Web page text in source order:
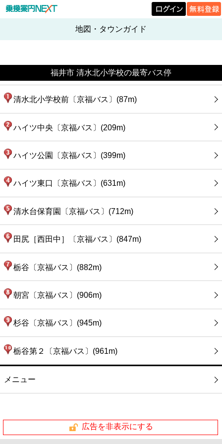
地図・タウンガイド
福井市 清水北小学校の最寄バス停
清水北小学校前〔京福バス〕(87m)
ハイツ中央〔京福バス〕(209m)
ハイツ公園〔京福バス〕(399m)
ハイツ東口〔京福バス〕(631m)
清水台保育園〔京福バス〕(712m)
田尻［西田中］〔京福バス〕(847m)
栃谷〔京福バス〕(882m)
朝宮〔京福バス〕(906m)
杉谷〔京福バス〕(945m)
栃谷第２〔京福バス〕(961m)
メニュー
広告を非表示にする